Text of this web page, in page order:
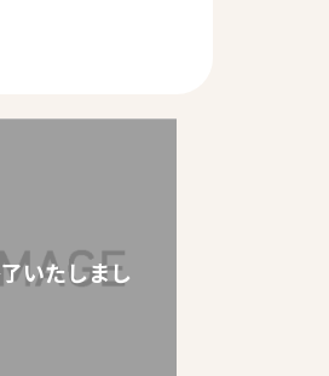
いたしまし